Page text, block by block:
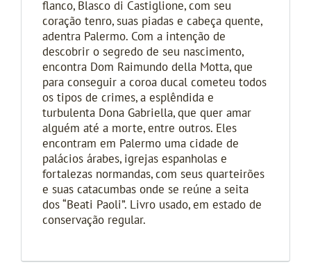
flanco, Blasco di Castiglione, com seu
coração tenro, suas piadas e cabeça quente,
adentra Palermo. Com a intenção de
descobrir o segredo de seu nascimento,
encontra Dom Raimundo della Motta, que
para conseguir a coroa ducal cometeu todos
os tipos de crimes, a esplêndida e
turbulenta Dona Gabriella, que quer amar
alguém até a morte, entre outros. Eles
encontram em Palermo uma cidade de
palácios árabes, igrejas espanholas e
fortalezas normandas, com seus quarteirões
e suas catacumbas onde se reúne a seita
dos “Beati Paoli”. Livro usado, em estado de
conservação regular.